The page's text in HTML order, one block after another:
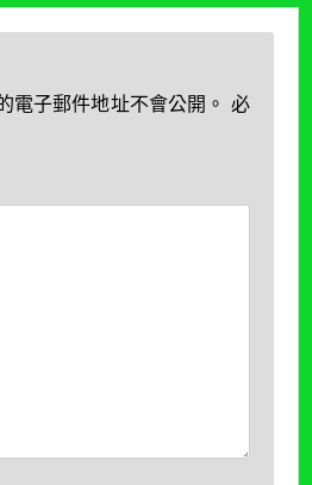
電子郵件地址不會公開。 必